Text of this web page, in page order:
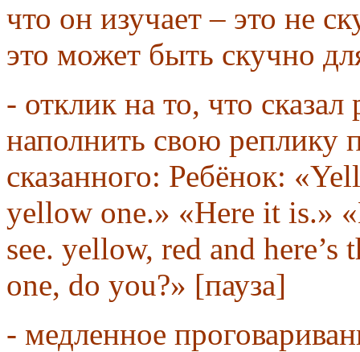
что он изучает – это не
это может быть скучно
- отклик на то, что
наполнить свою реплику
сказанного: Ребёнок:
yellow one.» «Here it is.»
see. yellow, red and
one, do you?» [пауза]
- медленное